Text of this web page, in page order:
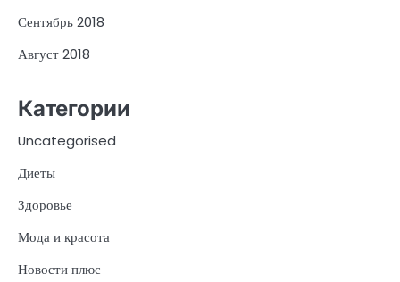
Сентябрь 2018
Август 2018
Категории
Uncategorised
Диеты
Здоровье
Мода и красота
Новости плюс